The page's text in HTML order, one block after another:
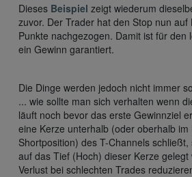
Dieses Beispiel zeigt wiederum
zuvor. Der Trader hat den Stop nun auf
Punkte nachgezogen. Damit ist für den
ein Gewinn garantiert.
Die Dinge werden jedoch nicht immer
... wie sollte man sich verhalten wenn
läuft noch bevor das erste Gewinnziel
eine Kerze unterhalb (oder oberhalb im
Shortposition) des T-Channels
auf das Tief (Hoch) dieser Kerze
Verlust bei schlechten Trades